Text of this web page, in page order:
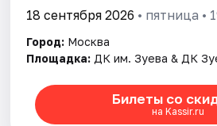
18 сентября 2026 • пятница •
Город: Москва
Площадка: ДК им. Зуева & ДК
Билеты со
на Kassir.ru